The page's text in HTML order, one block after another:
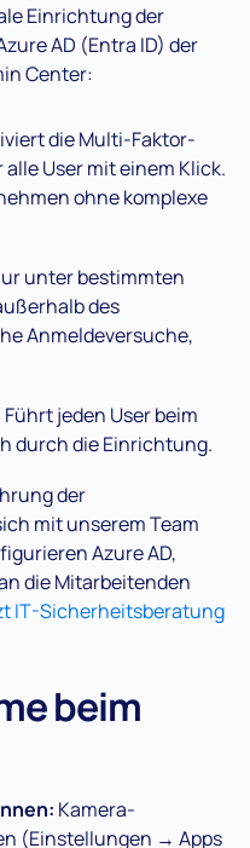
Einrichtung der
AD (Entra ID) der
Center:
die Multi-Faktor-
User mit einem Klick.
ohne komplexe
unter bestimmten
des
Anmeldeversuche,
Führt jeden User beim
durch die Einrichtung.
der
mit unserem Team
Azure AD,
die Mitarbeitenden
IT-Sicherheitsberatung
beim
Kamera-
(Einstellungen → Apps